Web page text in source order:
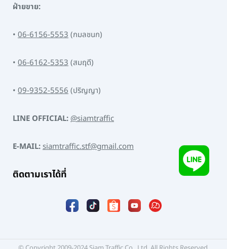
ฝ่ายขาย:
• 06-6156-5553(กมลชนก)
• 06-6162-5353(สมฤดี)
• 09-9352-5556(ปริญญา)
LINE OFFICIAL:@siamtraffic
E-MAIL:siamtraffic.stf@gmail.com
ติดตามเราได้ที่